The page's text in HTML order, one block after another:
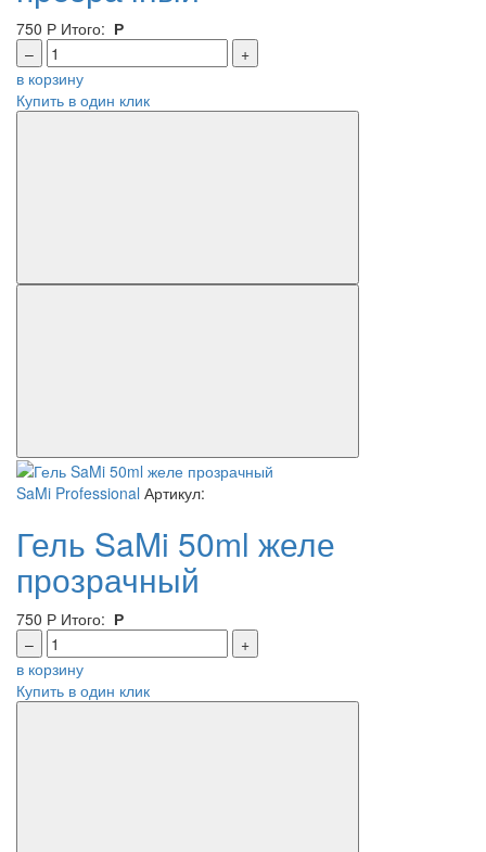
750 Р Итого: Р
–
+
в корзину
Купить в один клик
SaMi Professional Артикул:
Гель SaMi 50ml желе
прозрачный
750 Р Итого: Р
–
+
в корзину
Купить в один клик